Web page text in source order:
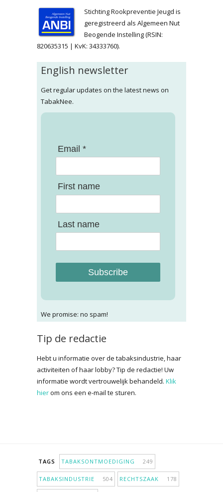
Stichting Rookpreventie Jeugd is
geregistreerd als Algemeen Nut
Beogende Instelling (RSIN:
820635315 | KvK: 34333760).
English newsletter
Get regular updates on the latest news on
TabakNee.
Email *
First name
Last name
Subscribe
We promise: no spam!
Tip de redactie
Hebt u informatie over de tabaksindustrie, haar
activiteiten of haar lobby? Tip de redactie! Uw
informatie wordt vertrouwelijk behandeld. Klik
hierom ons een e-mail te sturen.
TAGS TABAKSONTMOEDIGING 249
TABAKSINDUSTRIE 504 RECHTSZAAK 178